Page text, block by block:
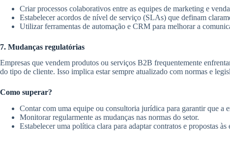
Criar processos colaborativos entre as equipes de marketing e
Estabelecer acordos de nível de serviço (SLAs) que definam
Utilizar ferramentas de automação e CRM para melhorar a
7. Mudanças regulatórias
Empresas que vendem produtos ou serviços B2B frequentemente
do tipo de cliente. Isso implica estar sempre atualizado com normas e
Como superar?
Contar com uma equipe ou consultoria jurídica para garantir que a
Monitorar regularmente as mudanças nas normas do setor.
Estabelecer uma política clara para adaptar contratos e propostas